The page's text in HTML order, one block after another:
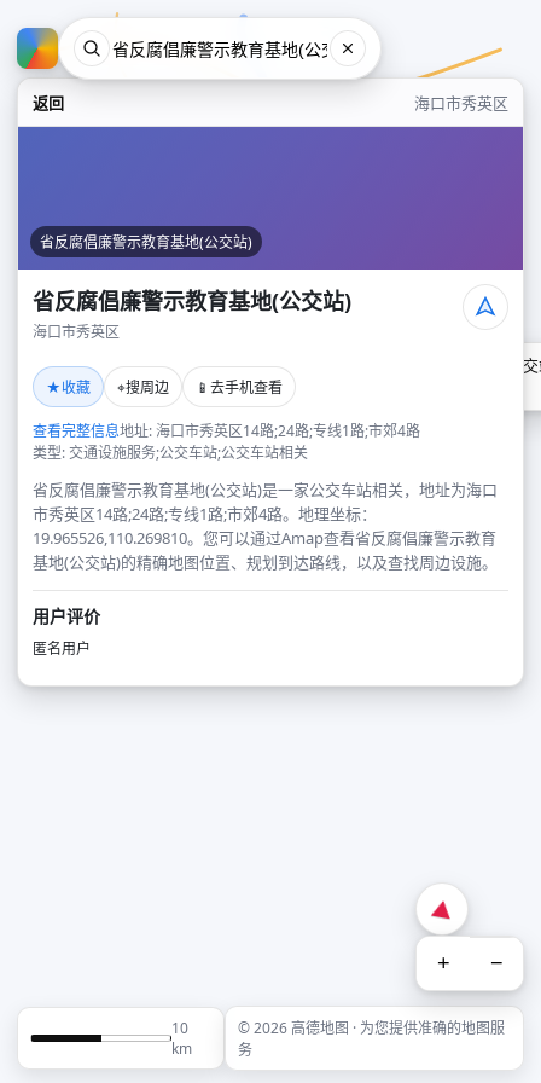
返回 海口市秀英区
省反腐倡廉警示教育基地(公交站)
省反腐倡廉警示教育基地(公交站)
海口市秀英区
★收藏 ⌖搜周边 📱 去手机查看
查看完整信息地址: 海口市秀英区14路;24路;专线1路;市郊4路
类型: 交通设施服务;公交车站;公交车站相关
省反腐倡廉警示教育基地(公交站)是一家公交车站相关，地址为海口
市秀英区14路;24路;专线1路;市郊4路。地理坐标：
19.965526,110.269810。您可以通过Amap查看省反腐倡廉警示教育
基地(公交站)的精确地图位置、规划到达路线，以及查找周边设施。
用户评价
匿名用户
省反腐倡廉警示教育基地(公
+ −
10
km
© 2026 高德地图 · 为您提供准确的地图服
务